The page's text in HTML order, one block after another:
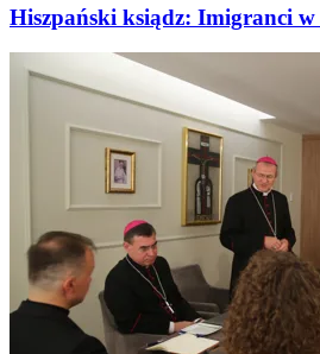
Hiszpański ksiądz: Imigranci w